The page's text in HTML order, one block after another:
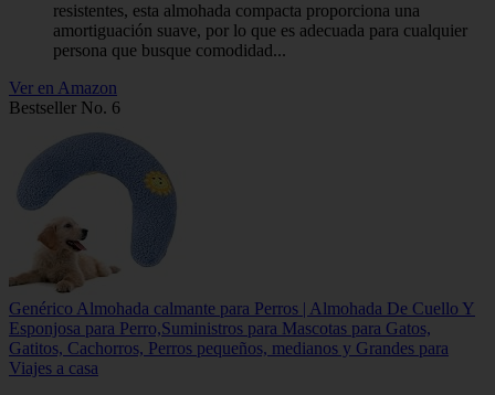
resistentes, esta almohada compacta proporciona una
amortiguación suave, por lo que es adecuada para cualquier
persona que busque comodidad...
Ver en Amazon
Bestseller No. 6
Genérico Almohada calmante para Perros | Almohada De Cuello Y
Esponjosa para Perro,Suministros para Mascotas para Gatos,
Gatitos, Cachorros, Perros pequeños, medianos y Grandes para
Viajes a casa